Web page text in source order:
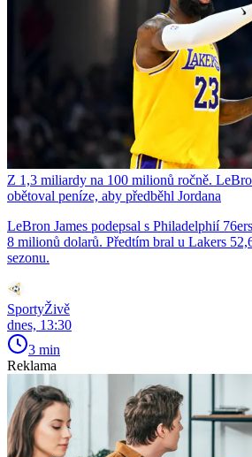
Z 1,3 miliardy na 100 milionů ročně.
obětoval peníze, aby předběhl Jordana
LeBron James podepsal s Philadelphií
8 milionů dolarů. Předtím bral u Lakers
sezonu.
SportyŽivě
dnes, 13:30
3 min
Reklama